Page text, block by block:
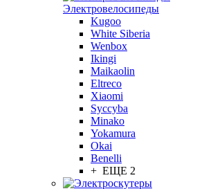
Электровелосипеды
Kugoo
White Siberia
Wenbox
Ikingi
Maikaolin
Eltreco
Xiaomi
Syccyba
Minako
Yokamura
Okai
Benelli
+ ЕЩЕ 2